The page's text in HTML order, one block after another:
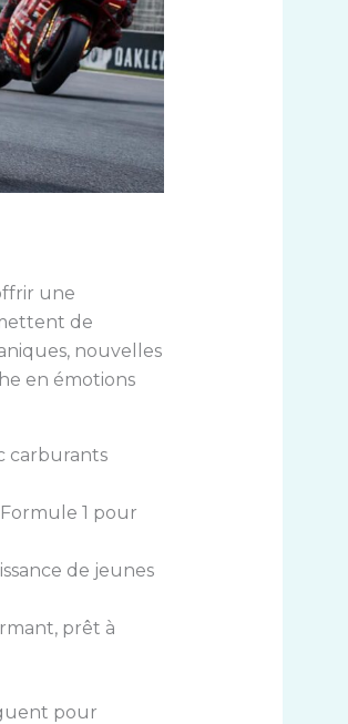
une
de
nouvelles
en émotions
carburants
1 pour
de jeunes
prêt à
pour